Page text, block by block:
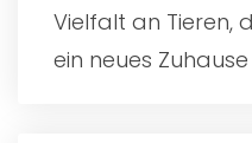
Vielfalt an Tieren,
ein neues